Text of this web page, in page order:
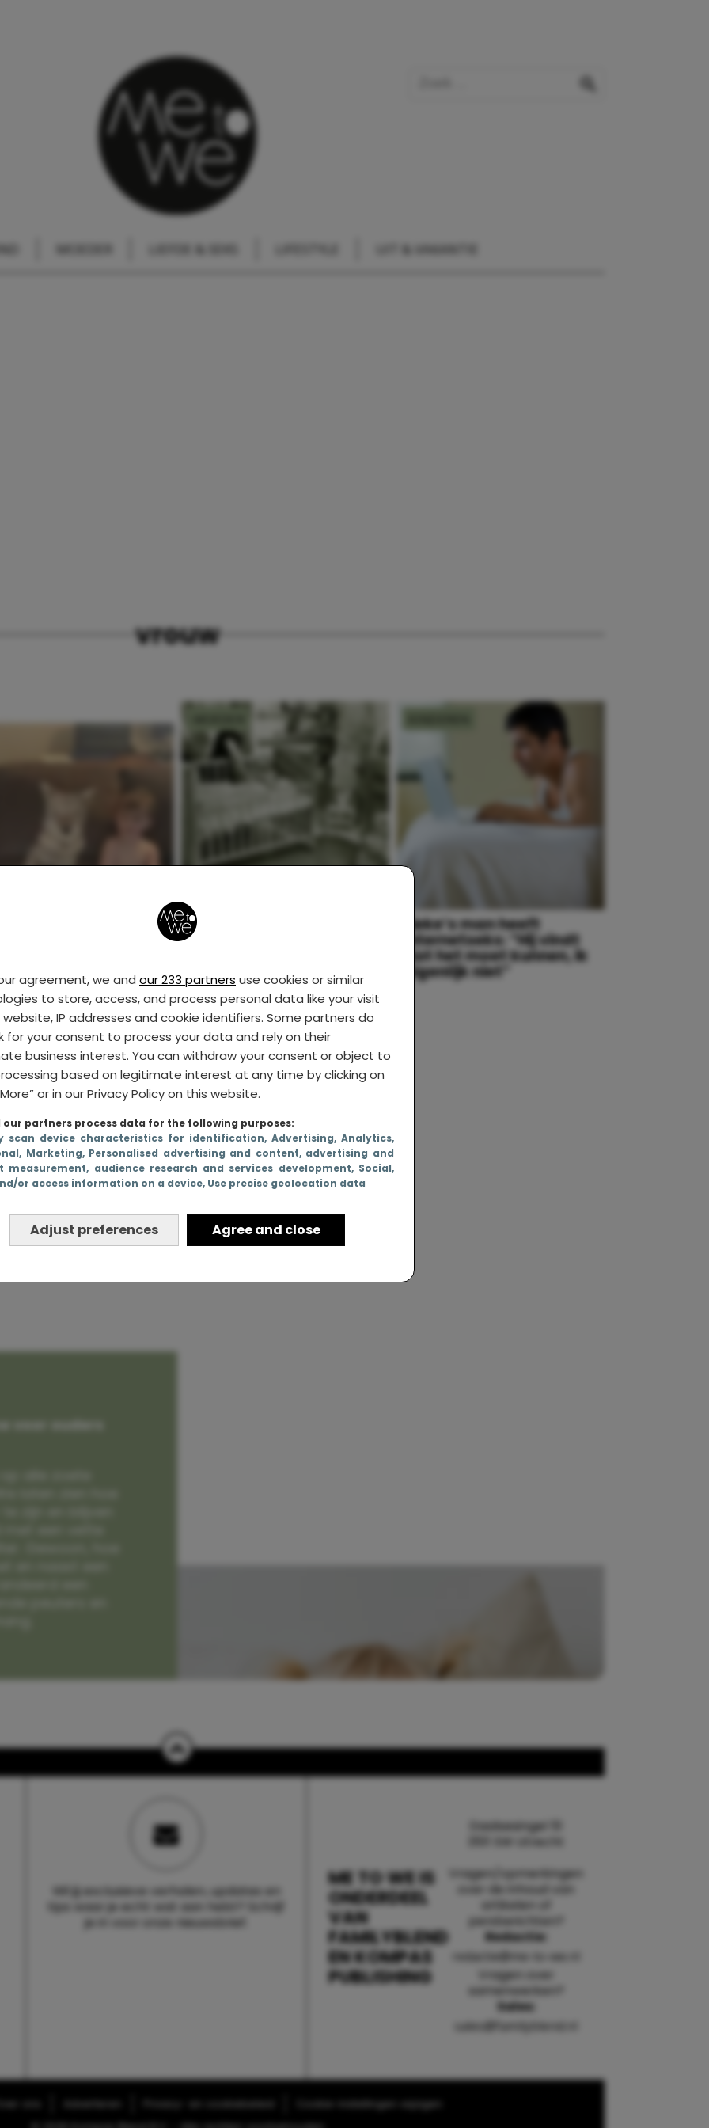
agreement, we and our 233 partners use cookies or similar
to store, access, and process personal data like your visit
IP addresses and cookie identifiers. Some partners do
for your consent to process your data and rely on their
business interest. You can withdraw your consent or object to
based on legitimate interest at any time by clicking on
or in our Privacy Policy on this website.
our partners process data for the following purposes:
scan device characteristics for identification, Advertising, Analytics,
, Marketing, Personalised advertising and content, advertising and
measurement, audience research and services development, Social,
or access information on a device, Use precise geolocation data
Adjust preferences Agree and close
MOEDER LIEFDE & SEKS UIT & VAKANTIE
vrouw
coyote
he-
Waarom vrouw-zijn
meer is dan moeder-zijn
Lieke’s man heeft
internetseks: “Hij vindt
dat het moet kunnen, ik
eigenlijk niet”
ZWANGERSCHAP
Waarom je de bevalling
niet samen meemaakt
voor ouders
Wil jij exclusieve verhalen, updates en
tips waar je echt wat aan hebt? Schrijf
je in voor onze nieuwsbrief.
ME TO WE IS
ONDERDEEL
VAN
FAMILYBLEND
EN KOMPAS
PUBLISHING
Daalsesingel 51
3511 SW Utrecht
Vragen/opmerkingen
over de inhoud van
artikelen of
persberichten?
Redactie:
redactie@me-to-we.nl
Vragen over
samenwerken?
Sales:
sales@familyblend.nl
Cookie-instellingen wijzigen